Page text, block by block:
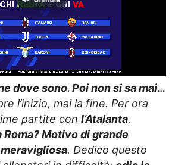
dove sono. Poi non si sa mai…
l’inizio, mai la fine. Per ora
partite con l’Atalanta.
Roma? Motivo di grande
. Dedico questo